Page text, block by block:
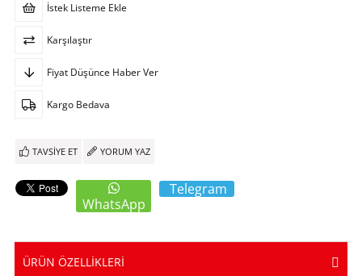
İstek Listeme Ekle
Karşılaştır
Fiyat Düşünce Haber Ver
Kargo Bedava
TAVSIYE ET YORUM YAZ
WhatsApp
Telegram
ÜRÜN ÖZELLIKLERI